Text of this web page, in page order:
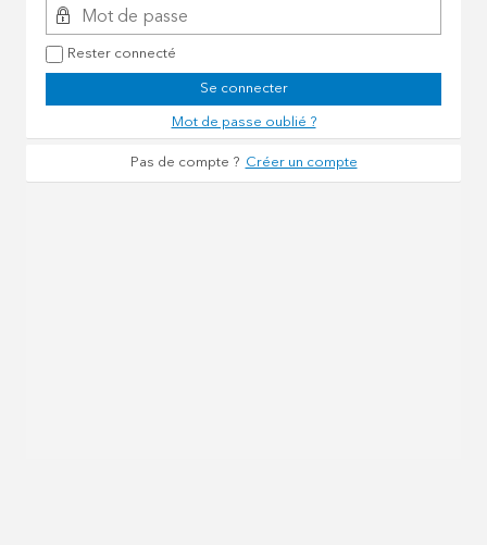
Rester connecté
Se connecter
Mot de passe oublié ?
Pas de compte ?Créer un compte